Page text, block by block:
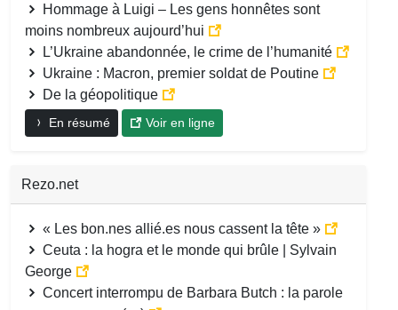
Hommage à Luigi – Les gens honnêtes sont
moins nombreux aujourd’hui
L’Ukraine abandonnée, le crime de l’humanité
Ukraine : Macron, premier soldat de Poutine
De la géopolitique
En résumé Voir en ligne
Rezo.net
« Les bon.nes allié.es nous cassent la tête »
Ceuta : la hogra et le monde qui brûle | Sylvain
George
Concert interrompu de Barbara Butch : la parole